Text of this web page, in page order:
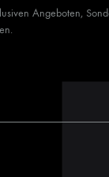
Angeboten,